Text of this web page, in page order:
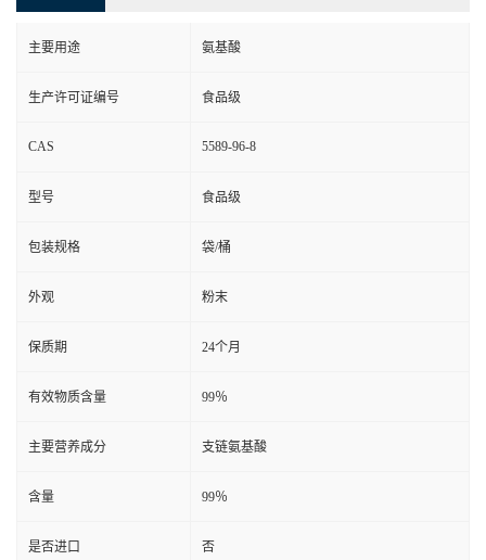
主要用途 氨基酸
生产许可证编号 食品级
CAS 5589-96-8
型号 食品级
包装规格 袋/桶
外观 粉末
保质期 24个月
有效物质含量 99％
主要营养成分 支链氨基酸
含量 99％
是否进口 否